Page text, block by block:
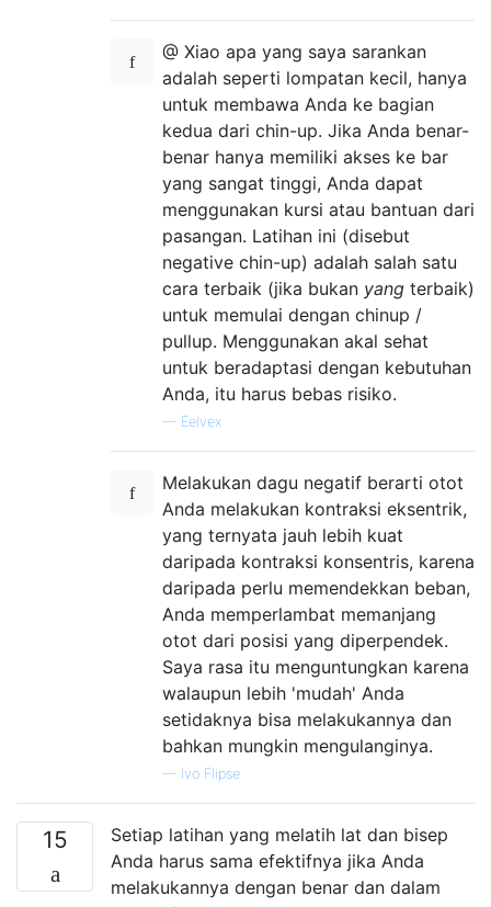
@ Xiao apa yang saya sarankan
adalah seperti lompatan kecil, hanya
untuk membawa Anda ke bagian
kedua dari chin-up. Jika Anda benar-
benar hanya memiliki akses ke bar
yang sangat tinggi, Anda dapat
menggunakan kursi atau bantuan dari
pasangan. Latihan ini (disebut
negative chin-up) adalah salah satu
cara terbaik (jika bukan yang terbaik)
untuk memulai dengan chinup /
pullup. Menggunakan akal sehat
untuk beradaptasi dengan kebutuhan
Anda, itu harus bebas risiko.
— Eelvex
Melakukan dagu negatif berarti otot
Anda melakukan kontraksi eksentrik,
yang ternyata jauh lebih kuat
daripada kontraksi konsentris, karena
daripada perlu memendekkan beban,
Anda memperlambat memanjang
otot dari posisi yang diperpendek.
Saya rasa itu menguntungkan karena
walaupun lebih 'mudah' Anda
setidaknya bisa melakukannya dan
bahkan mungkin mengulanginya.
— Ivo Flipse
15
Setiap latihan yang melatih lat dan bisep
Anda harus sama efektifnya jika Anda
melakukannya dengan benar dan dalam